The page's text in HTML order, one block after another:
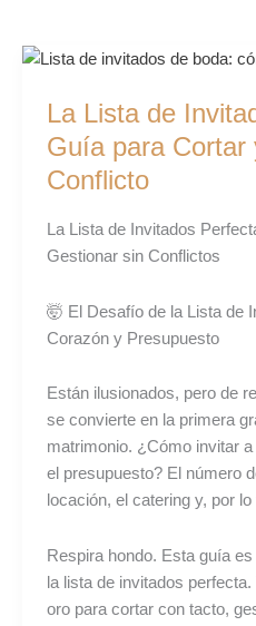
La Lista de
Guía para Cortar
Conflicto
La Lista de Invitados
Gestionar sin Conflictos
🤯 El Desafío de la Lista de
Corazón y Presupuesto
Están ilusionados, pero de
se convierte en la primera
matrimonio. ¿Cómo invitar
el presupuesto? El número
locación, el catering y, por
Respira hondo. Esta guía
la lista de invitados
oro para cortar con tacto,
La
de
Invitados
Guía
sin
Conflicto